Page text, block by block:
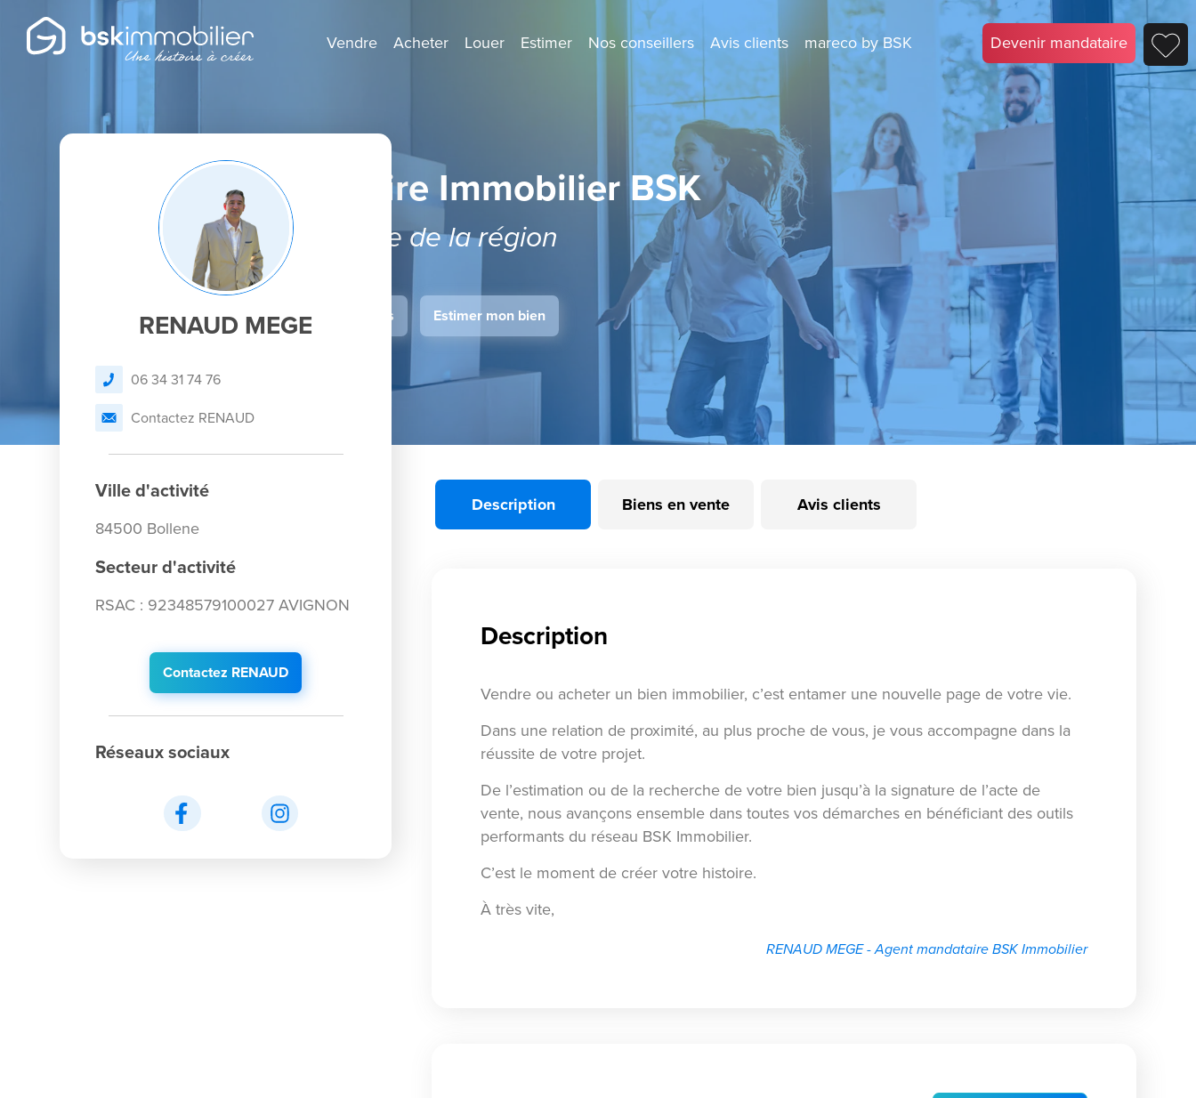
Vendre Acheter Louer Estimer Nos conseillers Avis clients mareco by BSK Devenir mandataire
Agent Mandataire Immobilier BSK
Spécialiste de la région
Je dépose un avis Estimer mon bien
RENAUD MEGE
06 34 31 74 76
Contactez RENAUD
Ville d'activité
84500 Bollene
Secteur d'activité
RSAC : 92348579100027 AVIGNON
Contactez RENAUD
Réseaux sociaux
Description Biens en vente Avis clients
Description
Vendre ou acheter un bien immobilier, c’est entamer une nouvelle page de votre vie.
Dans une relation de proximité, au plus proche de vous, je vous accompagne dans la
réussite de votre projet.
De l’estimation ou de la recherche de votre bien jusqu’à la signature de l’acte de
vente, nous avançons ensemble dans toutes vos démarches en bénéficiant des outils
performants du réseau BSK Immobilier.
C’est le moment de créer votre histoire.
À très vite,
RENAUD MEGE - Agent mandataire BSK Immobilier